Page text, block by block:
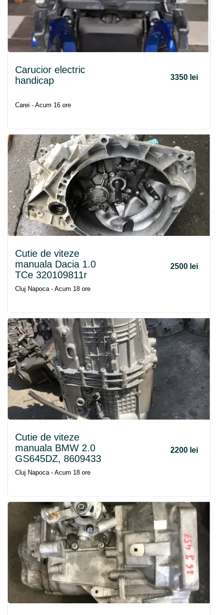
Carucior electric
handicap
3350 lei
Carei - Acum 16 ore
Cutie de viteze
manuala Dacia 1.0
TCe 320109811r
2500 lei
Cluj Napoca - Acum 18 ore
Cutie de viteze
manuala BMW 2.0
GS645DZ, 8609433
2200 lei
Cluj Napoca - Acum 18 ore